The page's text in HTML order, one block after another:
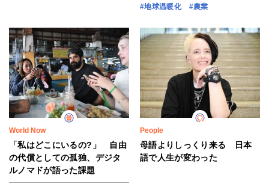
#地球温暖化
#農業
World Now
「私はどこにいるの?」 自由
の代償としての孤独、デジタ
ルノマドが語った課題
People
母語よりしっくり来る 日本
語で人生が変わった